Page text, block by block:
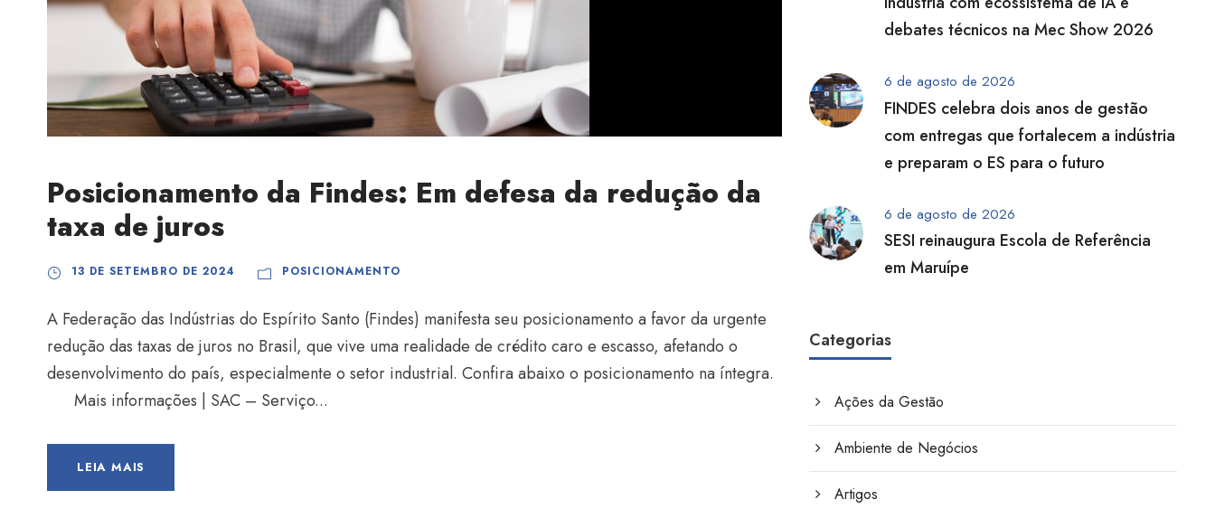
Posicionamento da Findes: Em defesa da redução da
taxa de juros
13 DE SETEMBRO DE 2024 POSICIONAMENTO
A Federação das Indústrias do Espírito Santo (Findes) manifesta seu posicionamento a favor da urgente
redução das taxas de juros no Brasil, que vive uma realidade de crédito caro e escasso, afetando o
desenvolvimento do país, especialmente o setor industrial. Confira abaixo o posicionamento na íntegra.
Mais informações | SAC – Serviço...
LEIA MAIS
debates técnicos na Mec Show 2026
6 de agosto de 2026
FINDES celebra dois anos de gestão
com entregas que fortalecem a indústria
e preparam o ES para o futuro
6 de agosto de 2026
SESI reinaugura Escola de Referência
em Maruípe
Categorias
Ações da Gestão
Ambiente de Negócios
Artigos